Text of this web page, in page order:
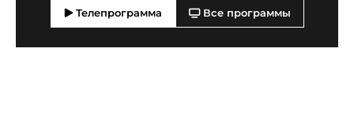
Телепрограмма Все программы